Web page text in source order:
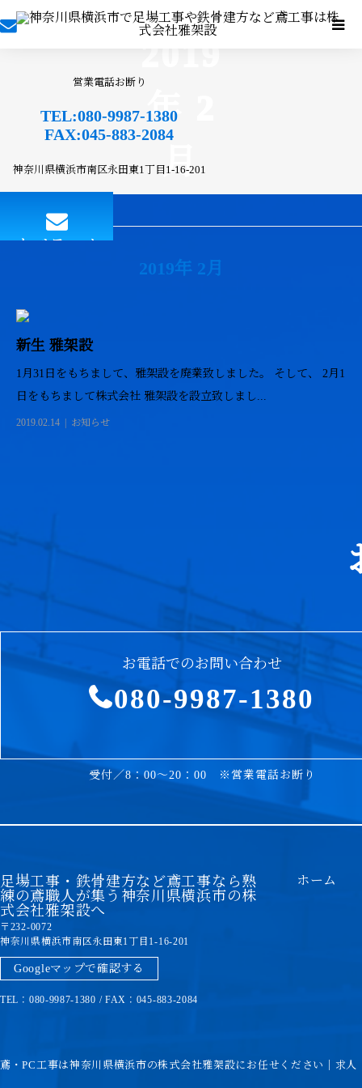
営業電話お断り
TEL:080-9987-1380
FAX:045-883-2084
神奈川県横浜市南区永田東1丁目1-16-201
メールフォーム
年 2
月
2019年 2月
新生 雅架設
1月31日をもちまして、雅架設を廃業致しました。 そして、 2月1
日をもちまして株式会社 雅架設を設立致しまし...
2019.02.14 お知らせ
お電話でのお問い合わせ
080-9987-1380
受付／8：00～20：00 ※営業電話お断り
足場工事・鉄骨建方など鳶工事なら熟
練の鳶職人が集う神奈川県横浜市の株
式会社雅架設へ
ホーム
〒232-0072
神奈川県横浜市南区永田東1丁目1-16-201
Googleマップで確認する
TEL：080-9987-1380 / FAX：045-883-2084
鳶・PC工事は神奈川県横浜市の株式会社雅架設にお任せください｜求人